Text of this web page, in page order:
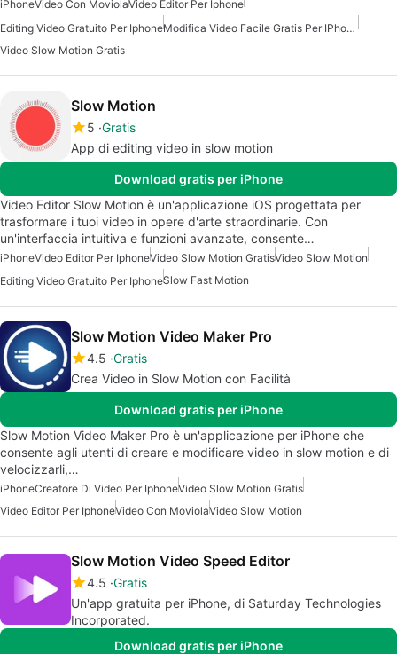
iPhoneVideo Con MoviolaVideo Editor Per Iphone
Editing Video Gratuito Per Iphone
Modifica Video Facile Gratis Per IPhone
Video Slow Motion Gratis
Slow Motion
5 Gratis
App di editing video in slow motion
Download gratis per iPhone
Video Editor Slow Motion è un'applicazione iOS progettata per
trasformare i tuoi video in opere d'arte straordinarie. Con
un'interfaccia intuitiva e funzioni avanzate, consente…
iPhoneVideo Editor Per IphoneVideo Slow Motion GratisVideo Slow Motion
Editing Video Gratuito Per IphoneSlow Fast Motion
Slow Motion Video Maker Pro
4.5 Gratis
Crea Video in Slow Motion con Facilità
Download gratis per iPhone
Slow Motion Video Maker Pro è un'applicazione per iPhone che
consente agli utenti di creare e modificare video in slow motion e di
velocizzarli,…
iPhoneCreatore Di Video Per IphoneVideo Slow Motion Gratis
Video Editor Per IphoneVideo Con MoviolaVideo Slow Motion
Slow Motion Video Speed Editor
4.5 Gratis
Un'app gratuita per iPhone, di Saturday Technologies
Incorporated.
Download gratis per iPhone